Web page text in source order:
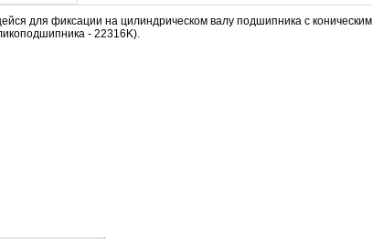
для фиксации на цилиндрическом валу подшипника с коническим
- 22316K).